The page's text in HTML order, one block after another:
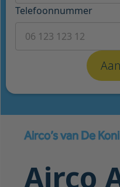
Telefoonnummer
Airco’s van De
Airco